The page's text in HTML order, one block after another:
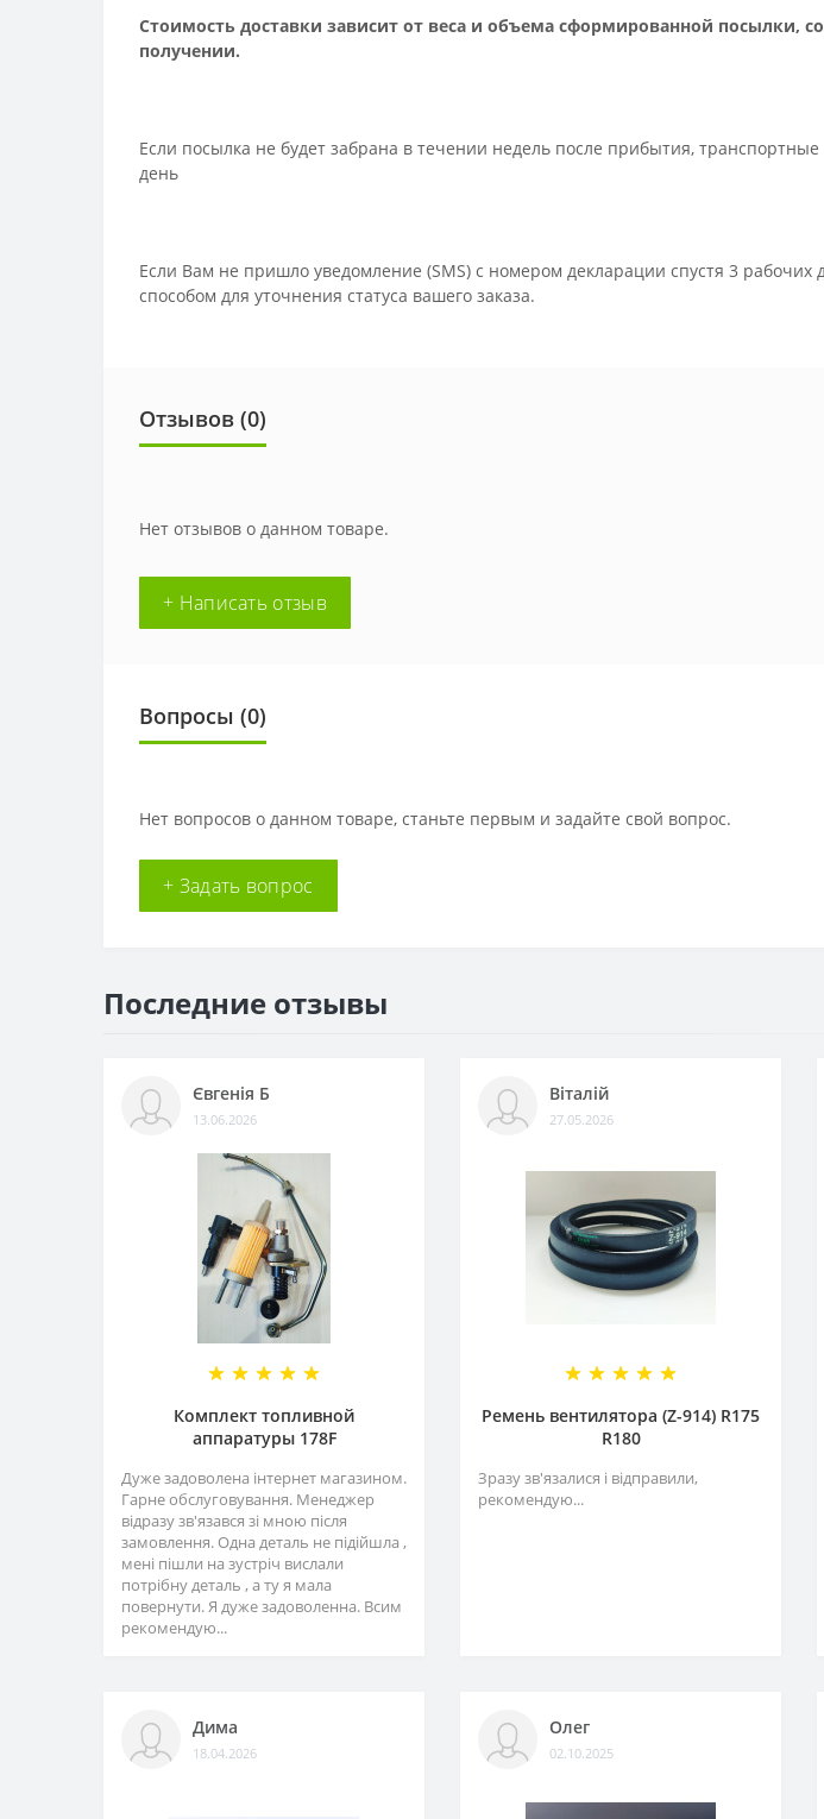
Стоимость доставки зависит от веса и объема сформированной посылки,
получении.
Если посылка не будет забрана в течении недель после прибытия,
день
Если Вам не пришло уведомление (SMS) с номером декларации спустя 3
способом для уточнения статуса вашего заказа.
Отзывов (0)
Нет отзывов о данном товаре.
+ Написать отзыв
Вопросы (0)
Нет вопросов о данном товаре, станьте первым и задайте свой вопрос.
+ Задать вопрос
Последние отзывы
Євгенія Б
13.06.2026
Комплект топливной
аппаратуры 178F
Дуже задоволена інтернет магазином.
Гарне обслуговування. Менеджер
відразу зв'язався зі мною після
замовлення. Одна деталь не підійшла ,
мені пішли на зустріч вислали
потрібну деталь , а ту я мала
повернути. Я дуже задоволенна. Всим
рекомендую...
Віталій
27.05.2026
Ремень вентилятора (Z-914) R175
R180
Зразу зв'язалися і відправили,
рекомендую...
Дима
18.04.2026
Олег
02.10.2025